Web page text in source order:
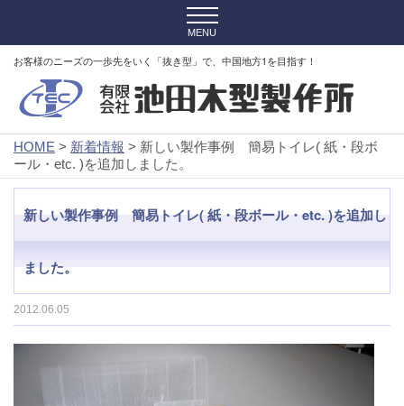
お客様のニーズの一歩先をいく「抜き型」で、中国地方1を目指す！
HOME > 新着情報 > 新しい製作事例 簡易トイレ( 紙・段ボ
ール・etc. )を追加しました。
新しい製作事例 簡易トイレ( 紙・段ボール・etc. )を追加し
ました。
2012.06.05